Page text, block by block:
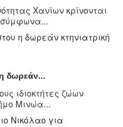
Χανίων κρίνονται
η δωρεάν...
ιδιοκτήτες ζώων
Μινώα...